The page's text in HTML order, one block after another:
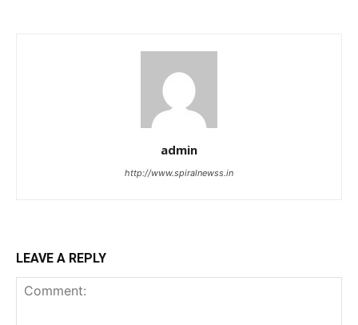
admin
http://www.spiralnewss.in
LEAVE A REPLY